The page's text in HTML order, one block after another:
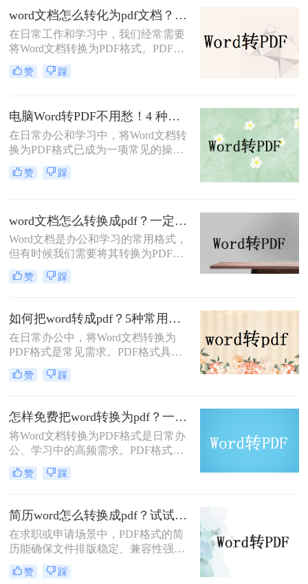
word文档怎么转化为pdf文档？3 种实用转换方法，完美保留原文档格式！
在日常工作和学习中，我们经常需要
将Word文档转换为PDF格式。PDF文
件不仅格式稳定、兼容性强，还能保
持文档的原始布局和格式，使得文档
文档怎么转化为pdf文档，并给出多种
方法及其步骤。
赞 踩
电脑Word转PDF不用愁！4 种转换方法还能压缩文件体积！
在日常办公和学习中，将Word文档转
换为PDF格式已成为一项常见的操
作。PDF格式以其高度的兼容性、稳
定性和安全性，在文档分享、分发和
Word转换为PDF的方法。
赞 踩
word文档怎么转换成pdf？一定要试试这四种方法！
Word文档是办公和学习的常用格式，
但有时候我们需要将其转换为PDF格
式，以确保文档内容的稳定性和可读
性。PDF格式可以保留文档的原始格
查看时都能保持一致性。那么word文
档怎么转换成pdf呢？下面将介绍四种
将Word文档转换成PDF的方法，帮助
您轻松完成转换。
赞 踩
如何把word转成pdf？5种常用的转换方法详解！
在日常办公中，将Word文档转换为
PDF格式是常见需求。PDF格式具有
跨平台兼容性强、格式固定、不易被
篡改等优势，尤其适合用于正式文件
呢？本文将介绍5种常用的转换方
法，涵盖从免费工具到专业软件的多
种选择。
赞 踩
怎样免费把word转换为pdf？一文掌握所有常用方法！
将Word文档转换为PDF格式是日常办
公、学习中的高频需求。PDF格式能
确保文件内容在不同设备上显示一
致，且不易被篡改。那么怎样免费把
种免费转换方法，助你高效完成转
换。
赞 踩
简历word怎么转换成pdf？试试这5种常用转换方法！
在求职或申请场景中，PDF格式的简
历能确保文件排版稳定、兼容性强，
避免因不同设备或软件打开导致格式
错乱。那么简历word怎么转换成pdf
赞 踩